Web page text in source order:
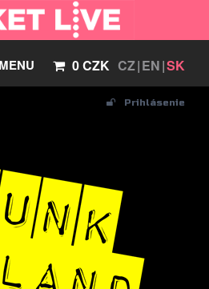
CZ EN SK
0 CZK
MENU
Prihlásenie